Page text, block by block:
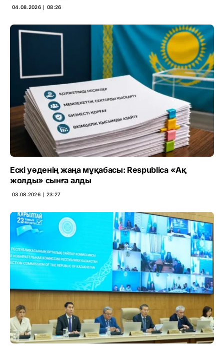
04.08.2026 ∣ 08:26
Ескі уәденің жаңа мұқабасы: Respublica «Ақ
жолды» сынға алды
03.08.2026 ∣ 23:27